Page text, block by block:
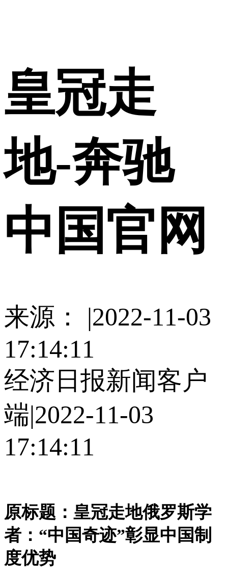
登录
皇冠走
地-奔驰
中国官网
来源： |2022-11-03
17:14:11
经济日报新闻客户
端|2022-11-03
17:14:11
原标题：皇冠走地俄罗斯学
者：“中国奇迹”彰显中国制
度优势